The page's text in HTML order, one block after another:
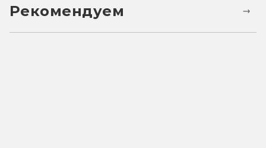
Рекомендуем